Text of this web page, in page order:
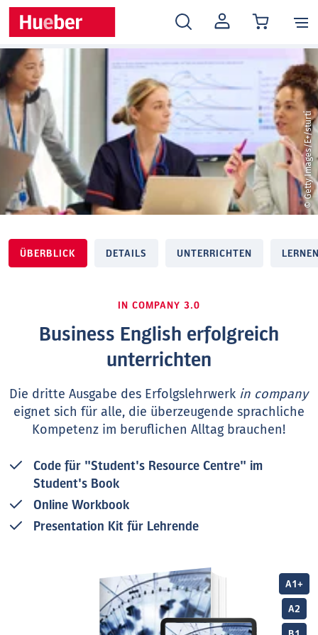
MEIN
KONTO
© Getty Images/E+/sturti
ÜBERBLICK DETAILS UNTERRICHTEN
A1+
A2
IN COMPANY 3.0
Business English erfolgreich
unterrichten
Die dritte Ausgabe des Erfolgslehrwerk in company
eignet sich für alle, die überzeugende sprachliche
Kompetenz im beruflichen Alltag brauchen!
Code für "Student's Resource Centre" im
Student's Book
Online Workbook
Presentation Kit für Lehrende